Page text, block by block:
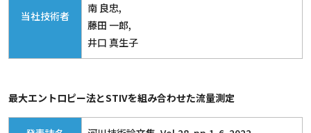
当社技術者
南 良忠,
藤田 一郎,
井口 真生子
最大エントロピー法とSTIVを組み合わせた流量測定